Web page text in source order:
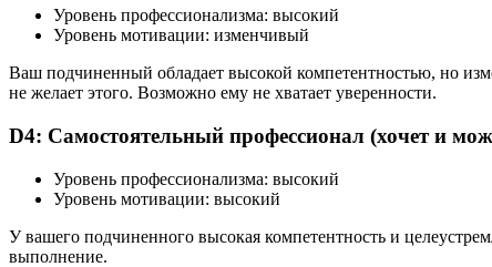
Уровень профессионализма: высокий
Уровень мотивации: изменчивый
Ваш подчиненный обладает высокой компетентностью, но
не желает этого. Возможно ему не хватает уверенности.
D4: Самостоятельный профессионал (хочет и
Уровень профессионализма: высокий
Уровень мотивации: высокий
У вашего подчиненного высокая компетентность и
выполнение.